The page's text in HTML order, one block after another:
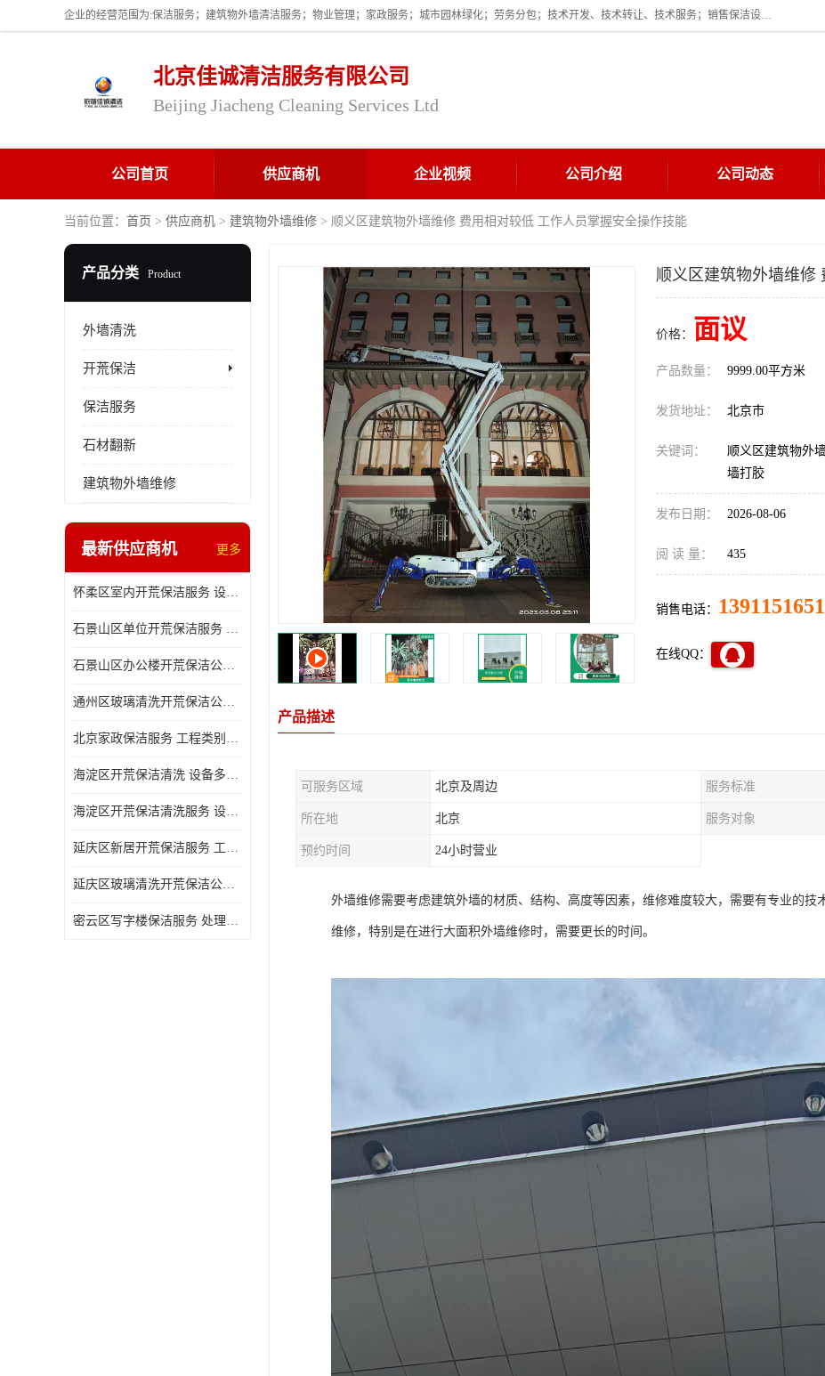
企业的经营范围为:保洁服务；建筑物外墙清洁服务；物业管理；家政服务；城市园林绿化；劳务分包；技术开发、技术转让、技术服务；销售保洁设备、卫生用品、化工产品（不含危险化学品及一类易制毒化学品）、日用品、办公设备、建筑材料、装饰材料；图文设计；清洁服务（不含餐具消毒）；中央空调维修；工程设计；施工总承包；专业承包。
北京佳诚清洁服务有限公司
Beijing Jiacheng Cleaning Services Ltd
公司首页 供应商机 企业视频 公司介绍 公司动态
当前位置： 首页 > 供应商机 > 建筑物外墙维修 > 顺义区建筑物外墙维修 费用相对较低 工作人员掌握安全操作技能
产品分类 Product
外墙清洗
开荒保洁
保洁服务
石材翻新
建筑物外墙维修
最新供应商机 更多
怀柔区室内开荒保洁服务 设备多样 减轻日后打理工作
石景山区单位开荒保洁服务 省心省力 便于人员尽快入住
石景山区办公楼开荒保洁公司 设备多样 清洁知识全面
通州区玻璃清洗开荒保洁公司电话 省心省力 有效消除隐患
北京家政保洁服务 工程类别多 有效消除隐患
海淀区开荒保洁清洗 设备多样 避免会留下卫生死角
海淀区开荒保洁清洗服务 设备多样 清洁知识全面
延庆区新居开荒保洁服务 工程类别多 避免会留下卫生死角
延庆区玻璃清洗开荒保洁公司电话 处理细致 清洁知识全面
密云区写字楼保洁服务 处理细致 避免会留下卫生死角
顺义区建筑物外墙维修
价格： 面议
产品数量： 9999.00平方米
发货地址： 北京市
关键词：
顺义区建筑物外
墙打胶
发布日期： 2026-08-06
阅 读 量： 435
销售电话：
在线QQ：
产品描述
可服务区域 北京及周边 服务标准
所在地 北京 服务对象
预约时间 24小时营业
外墙维修需要考虑建筑外墙的材质、结构、高度等因素，维修难度较大，需要有专业的技
维修，特别是在进行大面积外墙维修时，需要更长的时间。